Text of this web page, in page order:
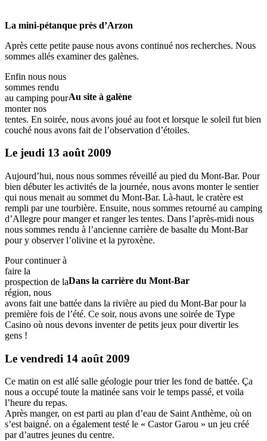
La mini-pétanque près d’Arzon
Après cette petite pause nous avons continué nos recherches. Nous
sommes allés examiner des galènes.
Au site à galène
Enfin nous nous
sommes rendu
au camping pour
monter nos
tentes. En soirée, nous avons joué au foot et lorsque le soleil fut bien
couché nous avons fait de l’observation d’étoiles.
Le jeudi 13 août 2009
Aujourd’hui, nous nous sommes réveillé au pied du Mont-Bar. Pour
bien débuter les activités de la journée, nous avons monter le sentier
qui nous menait au sommet du Mont-Bar. Là-haut, le cratère est
rempli par une tourbière. Ensuite, nous sommes retourné au camping
d’Allegre pour manger et ranger les tentes. Dans l’après-midi nous
nous sommes rendu à l’ancienne carrière de basalte du Mont-Bar
pour y observer l’olivine et la pyroxène.
Dans la carrière du Mont-Bar
Pour continuer à
faire la
prospection de la
région, nous
avons fait une battée dans la rivière au pied du Mont-Bar pour la
première fois de l’été. Ce soir, nous avons une soirée de Type
Casino où nous devons inventer de petits jeux pour divertir les
gens !
Le vendredi 14 août 2009
Ce matin on est allé salle géologie pour trier les fond de battée. Ça
nous a occupé toute la matinée sans voir le temps passé, et voila
l’heure du repas.
Après manger, on est parti au plan d’eau de Saint Anthème, où on
s’est baigné. on a également testé le « Castor Garou » un jeu créé
par d’autres jeunes du centre.